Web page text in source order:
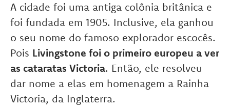
A cidade foi uma antiga colônia britânica e
foi fundada em 1905. Inclusive, ela ganhou
o seu nome do famoso explorador escocês.
Pois Livingstone foi o primeiro europeu a ver
as cataratas Victoria. Então, ele resolveu
dar nome a elas em homenagem a Rainha
Victoria, da Inglaterra.